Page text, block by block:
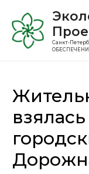
Санкт-